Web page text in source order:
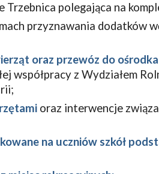
Trzebnica polegająca na
przyznawania
oraz przewóz do
współpracy z Wydziałem
oraz interwencje
na uczniów szkół